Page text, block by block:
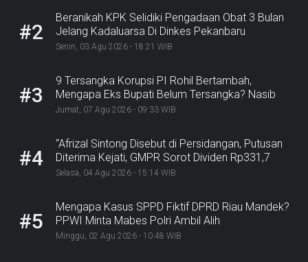
#2
Beranikah KPK Selidiki Pengadaan Obat 3 Bulan
Jelang Kadaluarsa Di Dinkes Pekanbaru
Senin, 03 Agu 2026 - 18:21 WIB
#3
9 Tersangka Korupsi PI Rohil Bertambah,
Mengapa Eks Bupati Belum Tersangka? Nasib
Rp9,2 Miliar
Jumat, 07 Agu 2026 - 09:33 WIB
#4
“Afrizal Sintong Disebut di Persidangan, Putusan
Diterima Kejati, GMPR Sorot Dividen Rp331,7
Miliar”
Selasa, 04 Agu 2026 - 15:14 WIB
#5
Mengapa Kasus SPPD Fiktif DPRD Riau Mandek?
PPWI Minta Mabes Polri Ambil Alih
Minggu, 02 Agu 2026 - 10:48 WIB